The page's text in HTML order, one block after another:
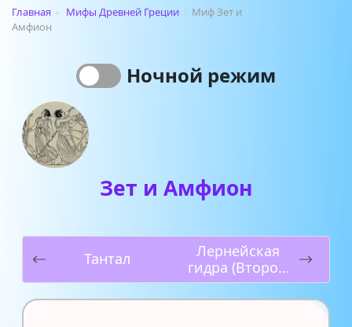
Главная › Мифы Древней Греции › Миф Зет и
Амфион
Ночной режим
Зет и Амфион
Тантал
Лернейская
гидра (Второй
подвиг)